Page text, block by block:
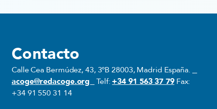
Contacto
Calle Cea Bermúdez, 43, 3ºB 28003, Madrid España.
acoge@redacoge.org
Telf: +34 91 563 37 79Fax:
+34 91 550 31 14